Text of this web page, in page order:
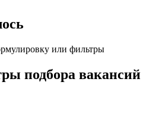
или фильтры
подбора вакансий